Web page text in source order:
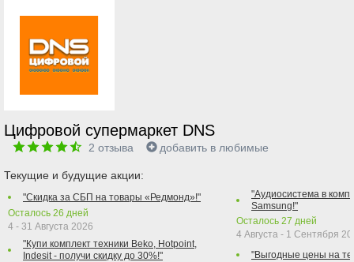
Цифровой супермаркет DNS
2 отзыва добавить в любимые
Текущие и будущие акции:
"Скидка за СБП на товары «Редмонд»!"
Осталось 26 дней
4 - 31 Августа 2026
"Купи комплект техники Beko, Hotpoint,
Indesit - получи скидку до 30%!"
"Аудиосистема в
Samsung!"
Осталось 27 дней
4 Августа - 1 Сентября
"Выгодные цены на